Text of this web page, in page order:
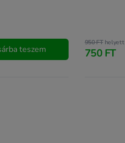
teszem
950 FThelyett
750 FT